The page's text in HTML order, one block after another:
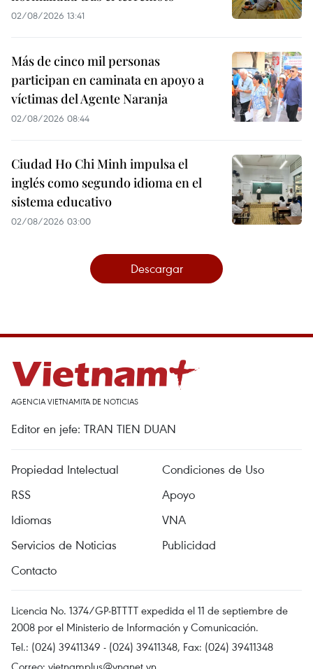
02/08/2026 13:41
Más de cinco mil personas
participan en caminata en apoyo a
víctimas del Agente Naranja
02/08/2026 08:44
Ciudad Ho Chi Minh impulsa el
inglés como segundo idioma en el
sistema educativo
02/08/2026 03:00
Descargar
AGENCIA VIETNAMITA DE NOTICIAS
Editor en jefe: TRAN TIEN DUAN
Propiedad Intelectual
Condiciones de Uso
RSS
Apoyo
Idiomas
VNA
Servicios de Noticias
Publicidad
Contacto
Licencia No. 1374/GP-BTTTT expedida el 11 de septiembre de
2008 por el Ministerio de Información y Comunicación.
Tel.: (024) 39411349 - (024) 39411348, Fax: (024) 39411348